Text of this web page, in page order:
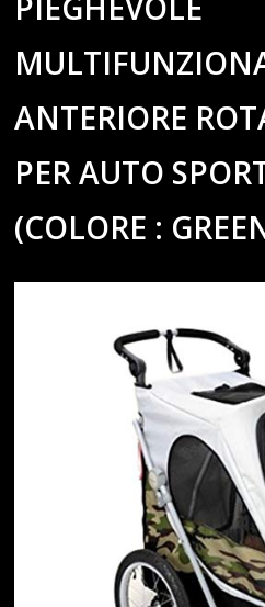
ANTERIORE
PER AUTO
(COLORE :